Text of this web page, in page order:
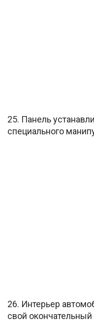
25. Панель
специального
26. Интерьер
свой